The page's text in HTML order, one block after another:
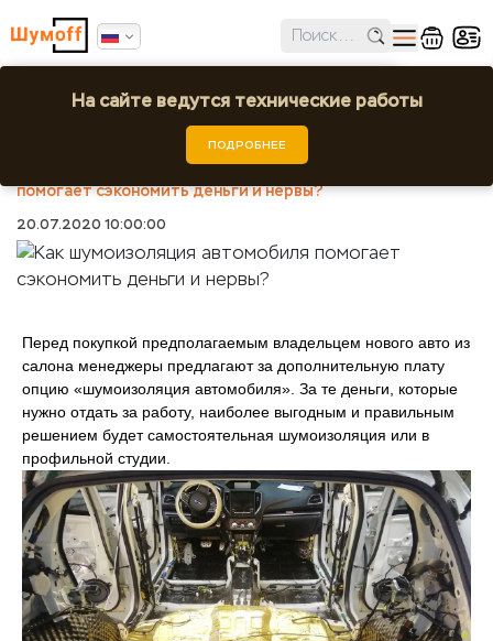
Ошибка поиска региона!
Выбрать город или регион
Как шумоизоляция автомобиля помогает
сэкономить деньги и нервы?
Как шумоизоляция автомобиля
помогает сэкономить деньги и нервы?
20.07.2020 10:00:00
Перед покупкой предполагаемым владельцем нового авто из
салона менеджеры предлагают за дополнительную плату
опцию «шумоизоляция автомобиля». За те деньги, которые
нужно отдать за работу, наиболее выгодным и правильным
решением будет самостоятельная шумоизоляция или в
профильной студии.
На сайте ведутся технические работы
ПОДРОБНЕЕ